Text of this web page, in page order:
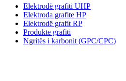
Elektrodë grafiti UHP
Elektroda grafite HP
Elektrodë grafit RP
Produkte grafiti
Ngritës i karbonit (GPC/CPC)